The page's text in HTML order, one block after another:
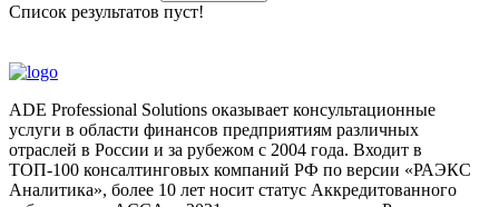
Список результатов пуст!
ADE Professional Solutions оказывает консультационные
услуги в области финансов предприятиям различных
отраслей в России и за рубежом с 2004 года. Входит в
ТОП-100 консалтинговых компаний РФ по версии «РАЭКС
Аналитика», более 10 лет носит статус Аккредитованного